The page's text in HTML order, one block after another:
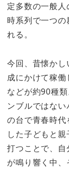
定多数の一般人
時系列で一つ
れる。
今回、昔懐か
成にかけて稼
などが約90種
ンブルではな
の台で青春時
した子どもと
打つことで、
が鳴り響く中、